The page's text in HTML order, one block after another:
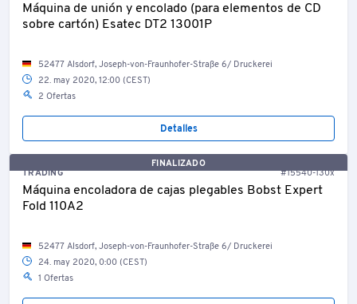
Máquina de unión y encolado (para elementos de CD
sobre cartón) Esatec DT2 13001P
52477 Alsdorf, Joseph-von-Fraunhofer-Straße 6/ Druckerei
22. may 2020, 12:00 (CEST)
2 Ofertas
Detalles
FINALIZADO
TRADING
#15540-130x
Máquina encoladora de cajas plegables Bobst Expert
Fold 110A2
52477 Alsdorf, Joseph-von-Fraunhofer-Straße 6/ Druckerei
24. may 2020, 0:00 (CEST)
1 Ofertas